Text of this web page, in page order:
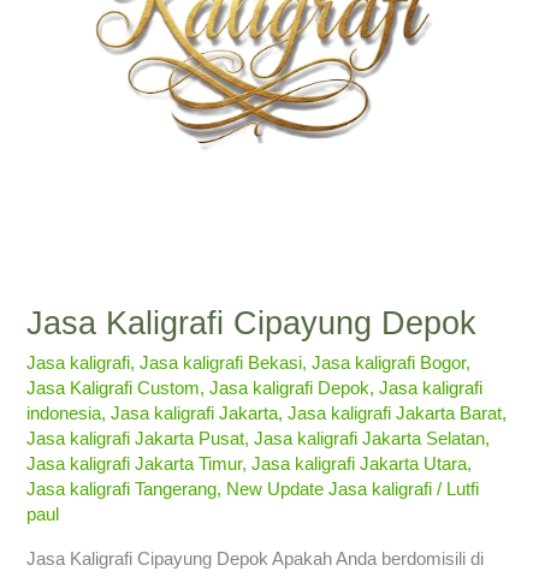
Jasa Kaligrafi Cipayung Depok
Jasa kaligrafi,Jasa kaligrafi Bekasi,Jasa kaligrafi Bogor,
Jasa Kaligrafi Custom,Jasa kaligrafi Depok,Jasa kaligrafi
indonesia,Jasa kaligrafi Jakarta,Jasa kaligrafi Jakarta Barat,
Jasa kaligrafi Jakarta Pusat,Jasa kaligrafi Jakarta Selatan,
Jasa kaligrafi Jakarta Timur,Jasa kaligrafi Jakarta Utara,
Jasa kaligrafi Tangerang, New Update Jasa kaligrafi / Lutfi
paul
Jasa Kaligrafi Cipayung Depok Apakah Anda berdomisili di